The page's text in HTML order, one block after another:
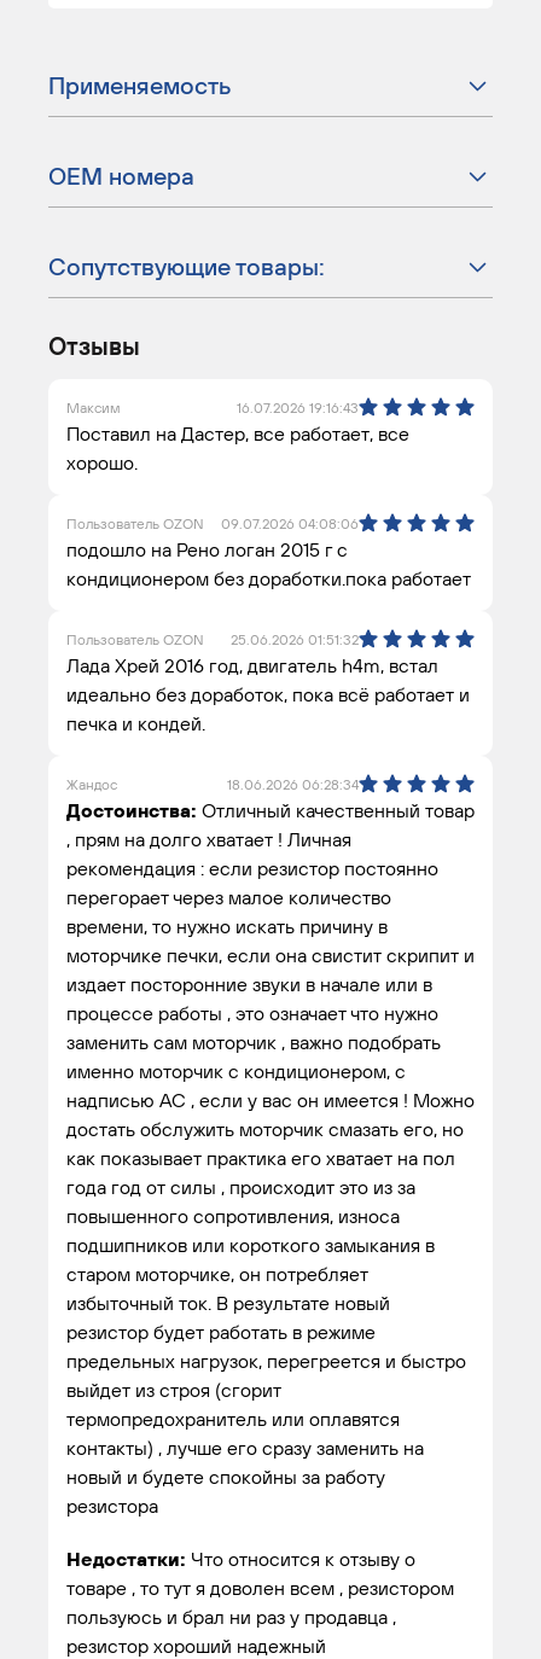
Применяемость
ОЕМ номера
Сопутствующие товары:
Отзывы
Максим 16.07.2026 19:16:43
Поставил на Дастер, все работает, все
хорошо.
Пользователь OZON 09.07.2026 04:08:06
подошло на Рено логан 2015 г с
кондиционером без доработки.пока работает
Пользователь OZON 25.06.2026 01:51:32
Лада Хрей 2016 год, двигатель h4m, встал
идеально без доработок, пока всё работает и
печка и кондей.
Жандос 18.06.2026 06:28:34
Достоинства: Отличный качественный товар
, прям на долго хватает ! Личная
рекомендация : если резистор постоянно
перегорает через малое количество
времени, то нужно искать причину в
моторчике печки, если она свистит скрипит и
издает посторонние звуки в начале или в
процессе работы , это означает что нужно
заменить сам моторчик , важно подобрать
именно моторчик с кондиционером, с
надписью AC , если у вас он имеется ! Можно
достать обслужить моторчик смазать его, но
как показывает практика его хватает на пол
года год от силы , происходит это из за
повышенного сопротивления, износа
подшипников или короткого замыкания в
старом моторчике, он потребляет
избыточный ток. В результате новый
резистор будет работать в режиме
предельных нагрузок, перегреется и быстро
выйдет из строя (сгорит
термопредохранитель или оплавятся
контакты) , лучше его сразу заменить на
новый и будете спокойны за работу
резистора
Недостатки: Что относится к отзыву о
товаре , то тут я доволен всем , резистором
пользуюсь и брал ни раз у продавца ,
резистор хороший надежный